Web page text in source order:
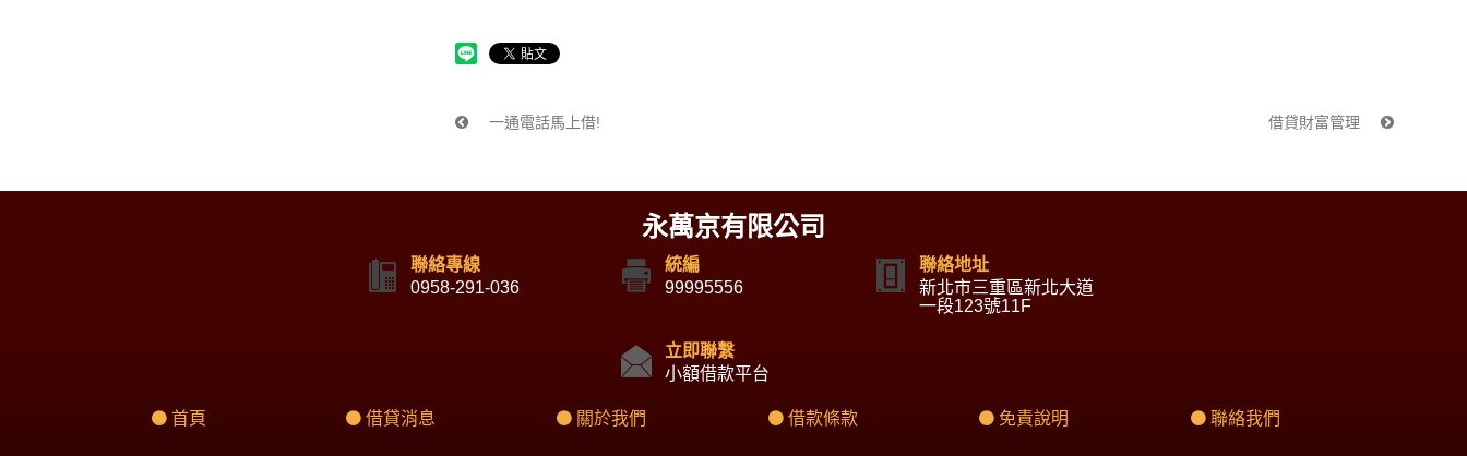
一通電話馬上借! 借貸財富管理
永萬京有限公司
聯絡專線
0958-291-036
統編
99995556
聯絡地址
新北市三重區新北大道
一段123號11F
立即聯繫
小額借款平台
首頁 借貸消息 關於我們 借款條款 免責說明 聯絡我們